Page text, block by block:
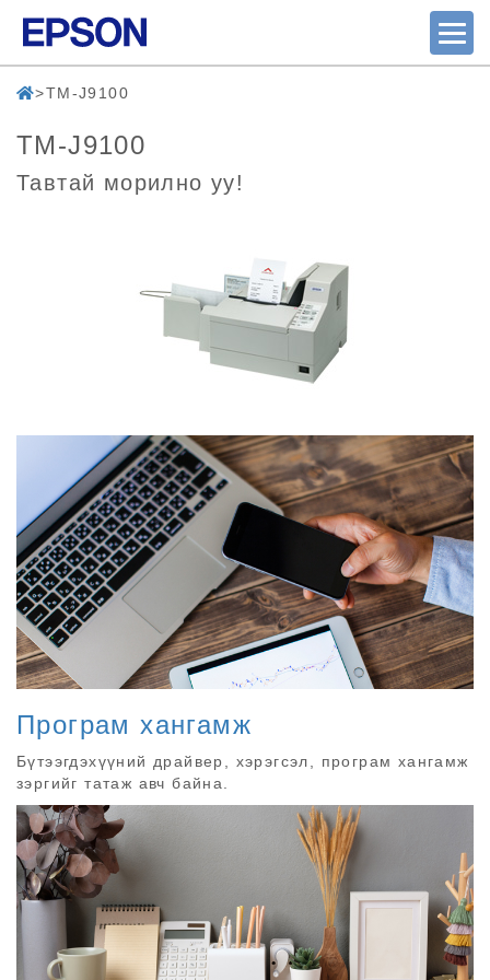
TM-J9100
TM-J9100
Тавтай морилно уу!
Програм хангамж
Бүтээгдэхүүний драйвер, хэрэгсэл, програм хангамж
зэргийг татаж авч байна.